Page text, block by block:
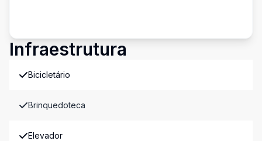
Infraestrutura
Bicicletário
Brinquedoteca
Elevador